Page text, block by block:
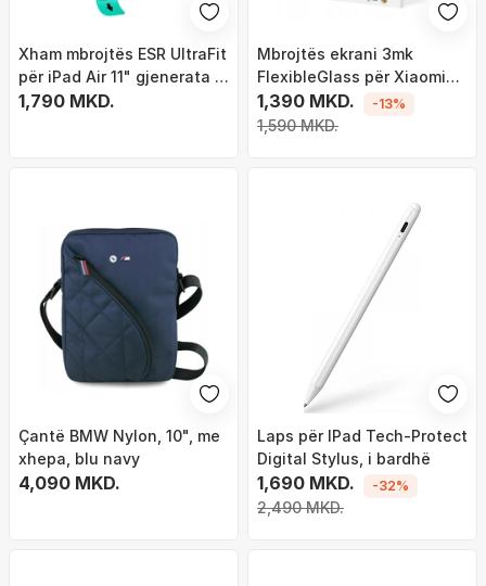
Xham mbrojtës ESR UltraFit
për iPad Air 11" gjenerata 6
7, 2 copë, xham i fortë
1,790 MKD.
Mbrojtës ekrani 3mk
FlexibleGlass për Xiaomi
Redmi Pad 2 Pro, xham
hibrid, transparent
1,390 MKD.
1,590 MKD.
-13%
Çantë BMW Nylon, 10", me
xhepa, blu navy
4,090 MKD.
Laps për IPad Tech-Protect
Digital Stylus, i bardhë
1,690 MKD.
2,490 MKD.
-32%